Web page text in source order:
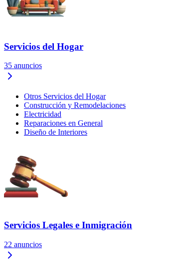
Servicios del Hogar
35 anuncios
Otros Servicios del Hogar
Construcción y Remodelaciones
Electricidad
Reparaciones en General
Diseño de Interiores
Servicios Legales e Inmigración
22 anuncios